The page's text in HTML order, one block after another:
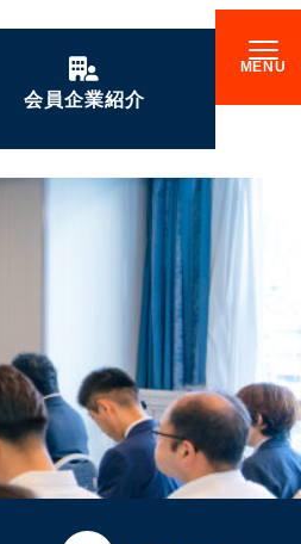
会員企業紹介
GENKIな会員企業の
ご紹介